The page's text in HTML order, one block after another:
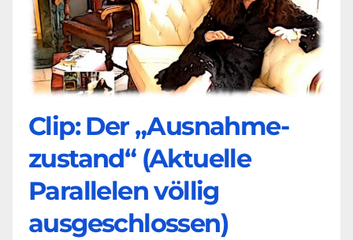
Clip: Der „Ausnahme-
zustand“ (Aktuelle
Parallelen völlig
ausgeschlossen)